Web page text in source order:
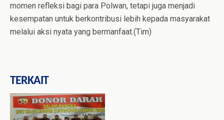
momen refleksi bagi para Polwan, tetapi juga menjadi
kesempatan untuk berkontribusi lebih kepada masyarakat
melalui aksi nyata yang bermanfaat.(Tim)
TERKAIT